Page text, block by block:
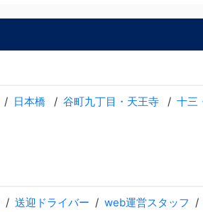
日本橋 谷町九丁目・天王寺 十三
送迎ドライバー web運営スタッフ